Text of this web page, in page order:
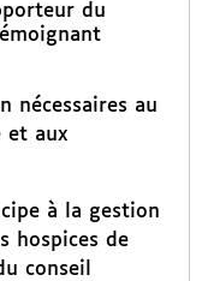
du
nécessaires au
et aux
à la gestion
hospices de
conseil